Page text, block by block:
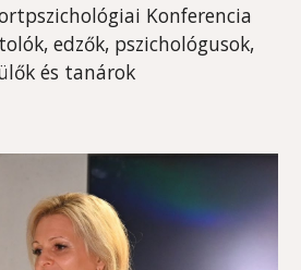
Konferencia
edzők, pszichológusok,
és tanárok